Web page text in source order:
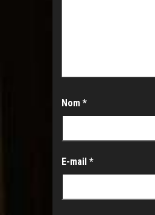
Nom *
E-mail *